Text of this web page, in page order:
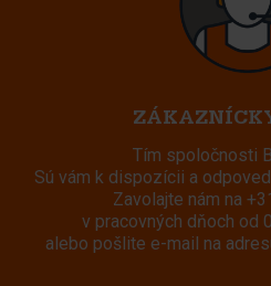
Tím spoločnosti
Sú vám k dispozícii a
Zavolajte nám na
v pracovných dňoch od
alebo pošlite e-mail na